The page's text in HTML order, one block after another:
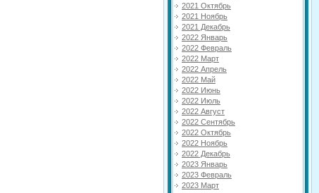
2021 Октябрь
2021 Ноябрь
2021 Декабрь
2022 Январь
2022 Февраль
2022 Март
2022 Апрель
2022 Май
2022 Июнь
2022 Июль
2022 Август
2022 Сентябрь
2022 Октябрь
2022 Ноябрь
2022 Декабрь
2023 Январь
2023 Февраль
2023 Март